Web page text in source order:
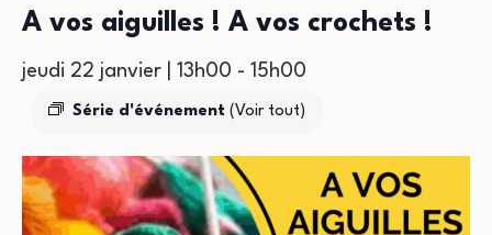
A vos aiguilles ! A vos crochets !
jeudi 22 janvier | 13h00 - 15h00
Série d'événement (Voir tout)